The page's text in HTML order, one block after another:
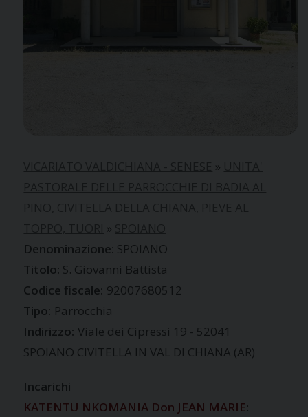
»
»
SPOIANO
S. Giovanni Battista
Codice fiscale: 92007680512
Tipo: Parrocchia
Indirizzo: Viale dei Cipressi 19 - 52041
SPOIANO CIVITELLA IN VAL DI CHIANA (AR)
Incarichi
KATENTU NKOMANIA Don JEAN MARIE: